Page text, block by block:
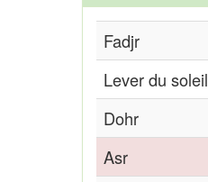
Fadjr
Lever du soleil
Dohr
Asr